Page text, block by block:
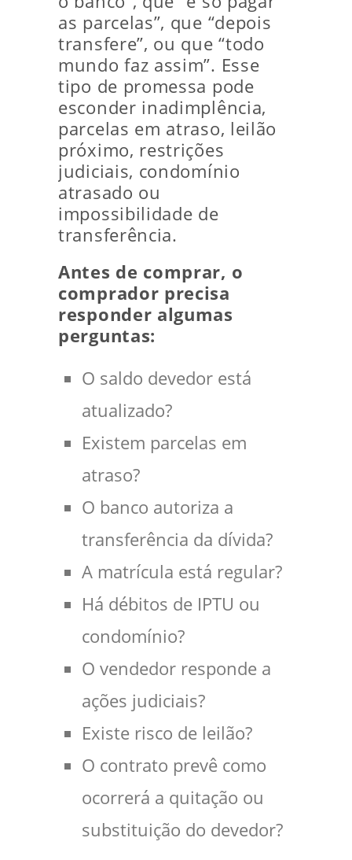
as parcelas”, que “depois
transfere”, ou que “todo
mundo faz assim”. Esse
tipo de promessa pode
esconder inadimplência,
parcelas em atraso, leilão
próximo, restrições
judiciais, condomínio
atrasado ou
impossibilidade de
transferência.
Antes de comprar, o
comprador precisa
responder algumas
perguntas:
O saldo devedor está
atualizado?
Existem parcelas em
atraso?
O banco autoriza a
transferência da dívida?
A matrícula está regular?
Há débitos de IPTU ou
condomínio?
O vendedor responde a
ações judiciais?
Existe risco de leilão?
O contrato prevê como
ocorrerá a quitação ou
substituição do devedor?